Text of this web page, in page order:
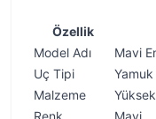
Özellik
Model Adı
Mavi
Uç Tipi
Yamuk
Malzeme
Renk
Mavi